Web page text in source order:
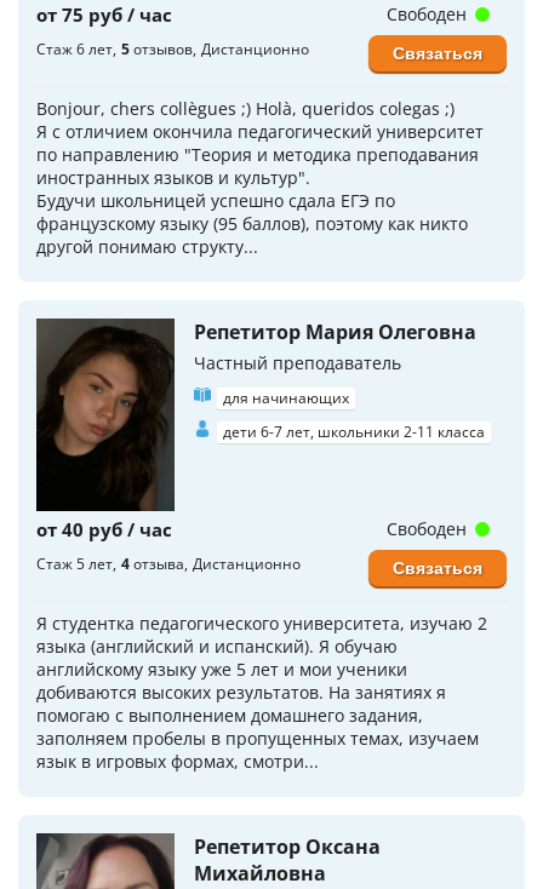
от 75 руб / час
Стаж 6 лет 5отзывов Дистанционно
Bonjour, chers collègues ;) Holà, queridos colegas ;)
Я с отличием окончила педагогический университет
по направлению "Теория и методика преподавания
иностранных языков и культур".
Будучи школьницей успешно сдала ЕГЭ по
французскому языку (95 баллов), поэтому как никто
другой понимаю структу...
Свободен
Связаться
Репетитор Мария Олеговна
Частный преподаватель
для начинающих
дети 6-7 лет, школьники 2-11 класса
от 40 руб / час
Стаж 5 лет 4отзыва Дистанционно
Я студентка педагогического университета, изучаю 2
языка (английский и испанский). Я обучаю
английскому языку уже 5 лет и мои ученики
добиваются высоких результатов. На занятиях я
помогаю с выполнением домашнего задания,
заполняем пробелы в пропущенных темах, изучаем
язык в игровых формах, смотри...
Свободен
Связаться
Репетитор Оксана
Михайловна